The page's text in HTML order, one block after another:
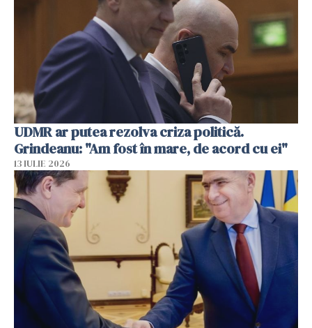
UDMR ar putea rezolva criza politică.
Grindeanu: "Am fost în mare, de acord cu ei"
13 IULIE 2026